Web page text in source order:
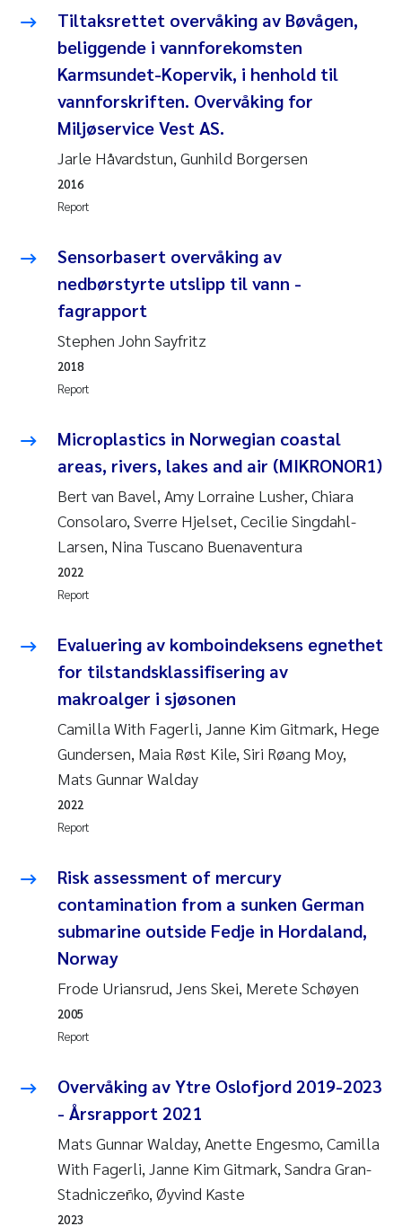
Hege Gundersen
Janne Kim Gitmark
Inga Fløisand
Li Xie
Ana Margarida Pinto Costa
Vladyslava Hostyeva
Valentina Elena Tartiu
Sondre Meland
Sindre Langaas
Thorjørn Larssen
Merete Schøyen
Elisabeth Støhle Rødland
Aina Charlotte Wennberg
Camilla With Fagerli
Adam David Lillicrap
Ashenafi Seifu Gragne
Asle Økelsrud
Jan-Erik Thrane
Liv Bente Skancke
André Staalstrøm
Belinda Valdecanas
Tiltaksrettet overvåking av Bøvågen,
beliggende i vannforekomsten
Karmsundet-Kopervik, i henhold til
vannforskriften. Overvåking for
Miljøservice Vest AS.
Jarle Håvardstun, Gunhild Borgersen
Report
2016
Sensorbasert overvåking av
nedbørstyrte utslipp til vann -
fagrapport
Stephen John Sayfritz
Report
2018
Microplastics in Norwegian coastal
areas, rivers, lakes and air (MIKRONOR1)
Bert van Bavel, Amy Lorraine Lusher, Chiara
Consolaro, Sverre Hjelset, Cecilie Singdahl-
Larsen, Nina Tuscano Buenaventura
Report
2022
Evaluering av komboindeksens egnethet
for tilstandsklassifisering av
makroalger i sjøsonen
Camilla With Fagerli, Janne Kim Gitmark, Hege
Gundersen, Maia Røst Kile, Siri Røang Moy,
Mats Gunnar Walday
Report
2022
Risk assessment of mercury
contamination from a sunken German
submarine outside Fedje in Hordaland,
Norway
Frode Uriansrud, Jens Skei, Merete Schøyen
Report
2005
Overvåking av Ytre Oslofjord 2019-2023
- Årsrapport 2021
Mats Gunnar Walday, Anette Engesmo, Camilla
With Fagerli, Janne Kim Gitmark, Sandra Gran-
Stadniczeñko, Øyvind Kaste
2023